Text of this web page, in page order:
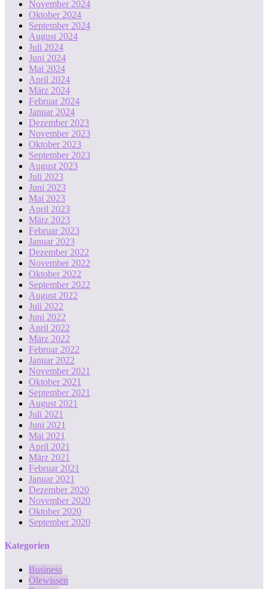
November 2024
Oktober 2024
September 2024
August 2024
Juli 2024
Juni 2024
Mai 2024
April 2024
März 2024
Februar 2024
Januar 2024
Dezember 2023
November 2023
Oktober 2023
September 2023
August 2023
Juli 2023
Juni 2023
Mai 2023
April 2023
März 2023
Februar 2023
Januar 2023
Dezember 2022
November 2022
Oktober 2022
September 2022
August 2022
Juli 2022
Juni 2022
April 2022
März 2022
Februar 2022
Januar 2022
November 2021
Oktober 2021
September 2021
August 2021
Juli 2021
Juni 2021
Mai 2021
April 2021
März 2021
Februar 2021
Januar 2021
Dezember 2020
November 2020
Oktober 2020
September 2020
Kategorien
Business
Ölewissen